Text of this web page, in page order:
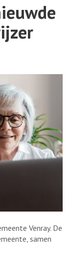
Venray. De
samen